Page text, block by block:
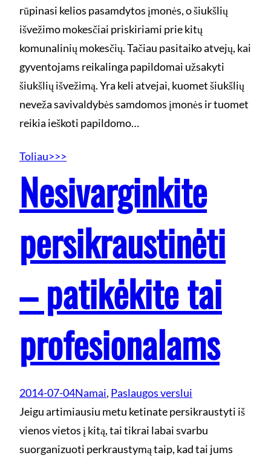
rūpinasi kelios pasamdytos įmonės, o šiukšlių
išvežimo mokesčiai priskiriami prie kitų
komunalinių mokesčių. Tačiau pasitaiko atvejų, kai
gyventojams reikalinga papildomai užsakyti
šiukšlių išvežimą. Yra keli atvejai, kuomet šiukšlių
neveža savivaldybės samdomos įmonės ir tuomet
reikia ieškoti papildomo…
Toliau>>>
Nesivarginkite
persikraustinėti
– patikėkite tai
profesionalams
2014-07-04Namai, Paslaugos verslui
Jeigu artimiausiu metu ketinate persikraustyti iš
vienos vietos į kitą, tai tikrai labai svarbu
suorganizuoti perkraustymą taip, kad tai jums